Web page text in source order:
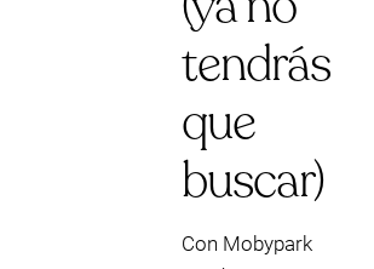
tendrás
que
buscar)
Con Mobypark